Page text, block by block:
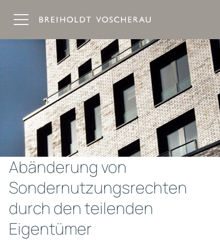
Abänderung von
Sondernutzungsrechten
durch den teilenden
Eigentümer